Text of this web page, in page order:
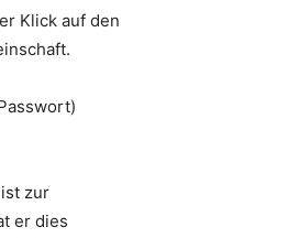
Klick auf den
zur
er dies